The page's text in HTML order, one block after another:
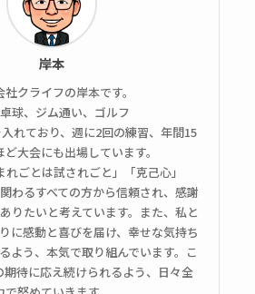
岸本
社クライフの岸本です。
球、ジム通い、ゴルフ
れており、週に2回の練習、年間15
大会にも出場しています。
れごとは試されごと」「克己心」
わるすべての方から信頼され、感謝
りたいと考えています。また、私と
に感動と喜びを届け、幸せな気持ち
よう、本気で取り組んでいます。こ
期待に応え続けられるよう、日々全